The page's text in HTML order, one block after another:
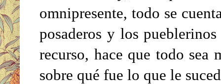
omnipresente, todo se
posaderos y los
recurso, hace que todo
sobre qué fue lo que le